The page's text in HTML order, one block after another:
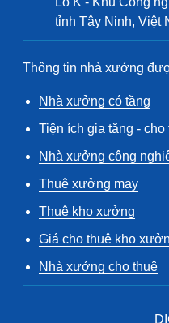
tỉnh Tây Ninh, Việt
Thông tin nhà xưởng
Nhà xưởng có tầng
Tiện ích gia tăng - cho
Nhà xưởng công
Thuê xưởng may
Thuê kho xưởng
Giá cho thuê kho
Nhà xưởng cho thuê